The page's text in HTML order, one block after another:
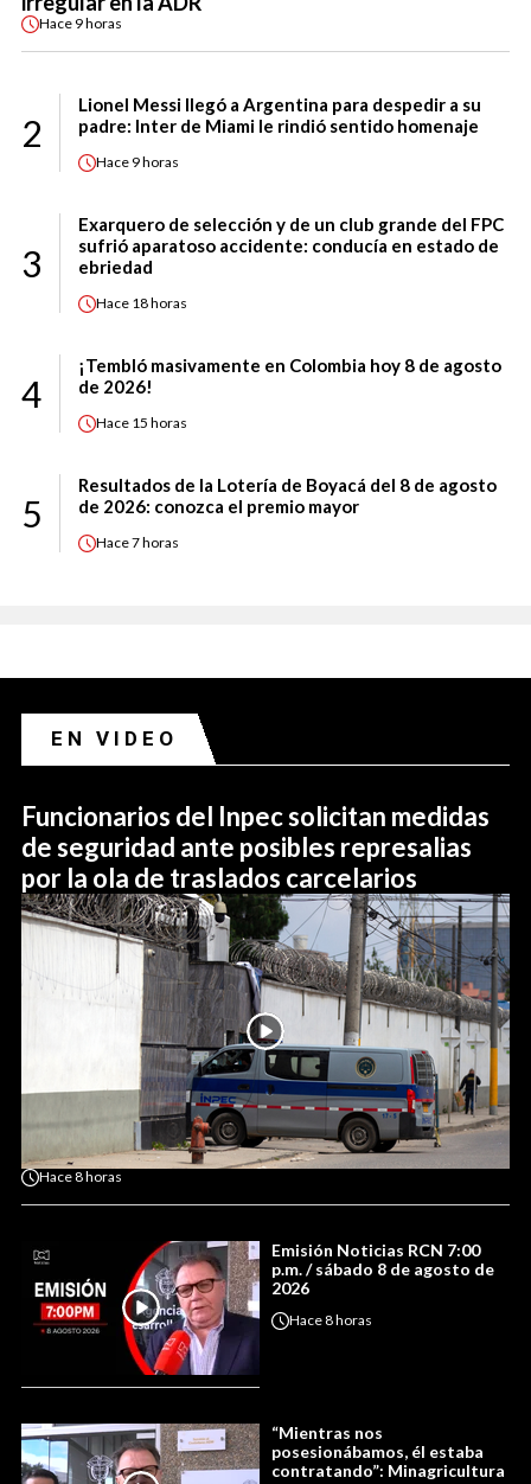
Hace 9 horas
2
Lionel Messi llegó a Argentina para despedir a su
padre: Inter de Miami le rindió sentido homenaje
Hace 9 horas
3
Exarquero de selección y de un club grande del FPC
sufrió aparatoso accidente: conducía en estado de
ebriedad
Hace 18 horas
4
¡Tembló masivamente en Colombia hoy 8 de agosto
de 2026!
Hace 15 horas
5
Resultados de la Lotería de Boyacá del 8 de agosto
de 2026: conozca el premio mayor
Hace7 horas
EN VIDEO
Funcionarios del Inpec solicitan medidas
de seguridad ante posibles represalias
por la ola de traslados carcelarios
Hace8 horas
Emisión Noticias RCN 7:00
p.m. / sábado 8 de agosto de
2026
Hace8 horas
“Mientras nos
posesionábamos, él estaba
contratando”: Minagricultura